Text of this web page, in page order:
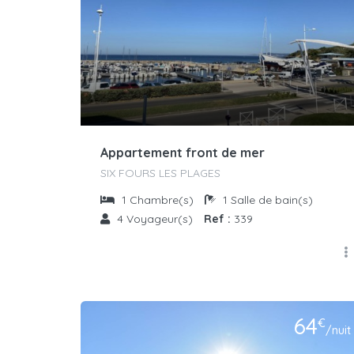
Appartement front de mer
SIX FOURS LES PLAGES
1 Chambre(s) 1 Salle de bain(s)
4 Voyageur(s) Ref : 339
64€/nuit